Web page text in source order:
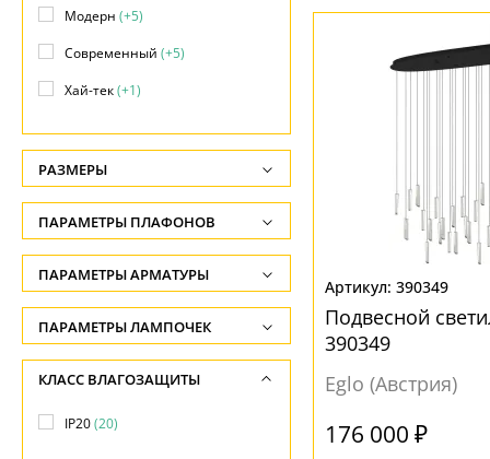
390349
Подвесной
390349
Eglo (Австрия)
176 000 ₽
Модерн (+5)
Современный (+5)
Хай-тек(+1)
РАЗМЕРЫ
Высота, см
-
Ширина, см
-
Диаметр, см
-
Длина, см
ПАРАМЕТРЫ ПЛАФОНОВ
ФОРМА ПЛАФОНА
Без плафона(1)
Декоративный(9)
Овал(2)
Полусфера
ПАРАМЕТРЫ АРМАТУРЫ
ЦВЕТ АРМАТУРЫ
Латунь(2)
ПАРАМЕТРЫ ЛАМПОЧЕК
Количество ламп
-
Общая мощность ламп
КЛАСС ВЛАГОЗАЩИТЫ
IP20(20)